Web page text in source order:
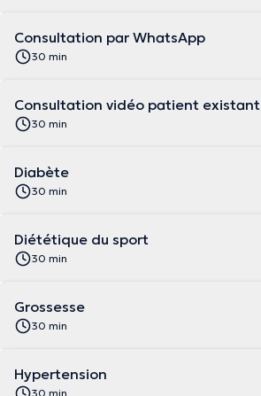
Consultation par WhatsApp
30 min
Consultation vidéo patient existant
30 min
Diabète
30 min
Diététique du sport
30 min
Grossesse
30 min
Hypertension
30 min